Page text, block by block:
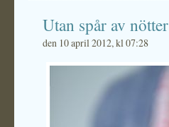
Utan spår av nötter
den 10 april 2012, kl 07:28